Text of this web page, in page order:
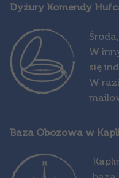
Dyżury Komendy
Środa,
W
się
W
Baza Obozowa w
Kapl